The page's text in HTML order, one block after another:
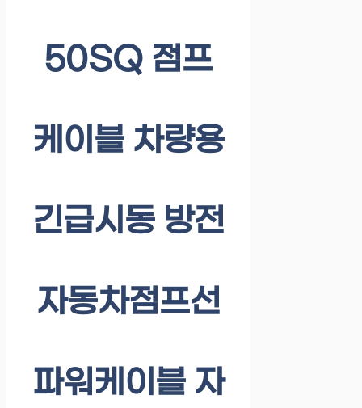
50SQ 점프
케이블 차량용
긴급시동 방전
자동차점프선
파워케이블 자